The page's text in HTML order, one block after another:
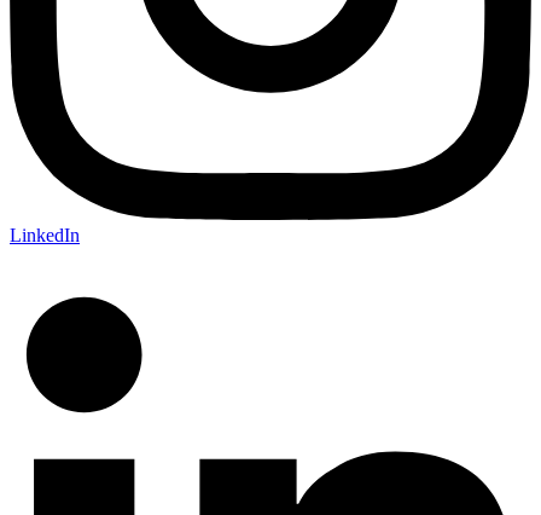
LinkedIn